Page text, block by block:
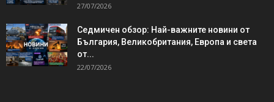
27/07/2026
Седмичен обзор: Най-важните новини от
България, Великобритания, Европа и света
от...
22/07/2026